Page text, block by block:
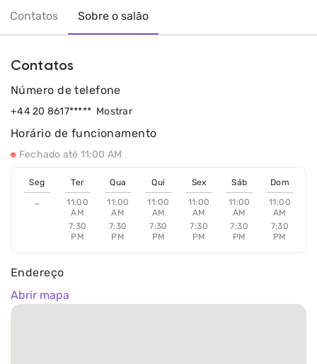
Contatos Sobre o salão
Contatos
Endereço
Abrir mapa
Horário de funcionamento
Fechado até 11:00 AM
Seg
-
Ter
11:00
AM
7:30
PM
Qua
11:00
AM
7:30
PM
Qui
11:00
AM
7:30
PM
Sex
11:00
AM
7:30
PM
Sáb
11:00
AM
7:30
PM
Dom
11:00
AM
7:30
PM
Número de telefone
+44 20 8617***** Mostrar